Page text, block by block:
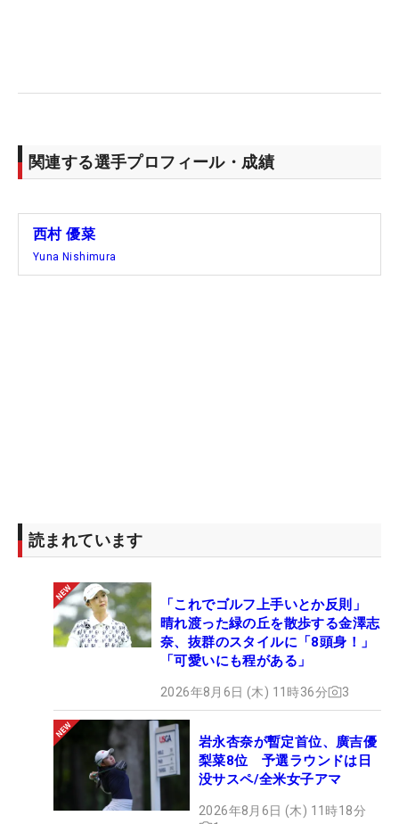
関連する選手プロフィール・成績
西村 優菜
Yuna Nishimura
読まれています
「これでゴルフ上手いとか反則」
晴れ渡った緑の丘を散歩する金澤志
奈、抜群のスタイルに「8頭身！」
「可愛いにも程がある」
2026年8月6日 (木) 11時36分 3
岩永杏奈が暫定首位、廣吉優
梨菜8位 予選ラウンドは日
没サスペ/全米女子アマ
2026年8月6日 (木) 11時18分